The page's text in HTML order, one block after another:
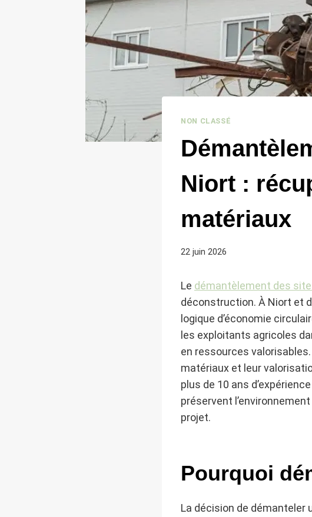
NON CLASSÉ
Niort :
matériaux
22 juin 2026
Le démantèlement des
déconstruction. À Niort et
logique d’économie
les exploitants agricoles
en ressources
matériaux et leur
plus de 10 ans
préservent
projet.
Pourquoi
La décision de démanteler